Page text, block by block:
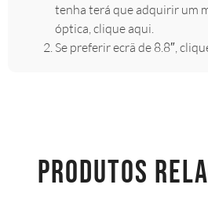
tenha terá que adquirir um
óptica, clique aqui.
Se preferir ecrã de 8.8″,
PRODUTOS